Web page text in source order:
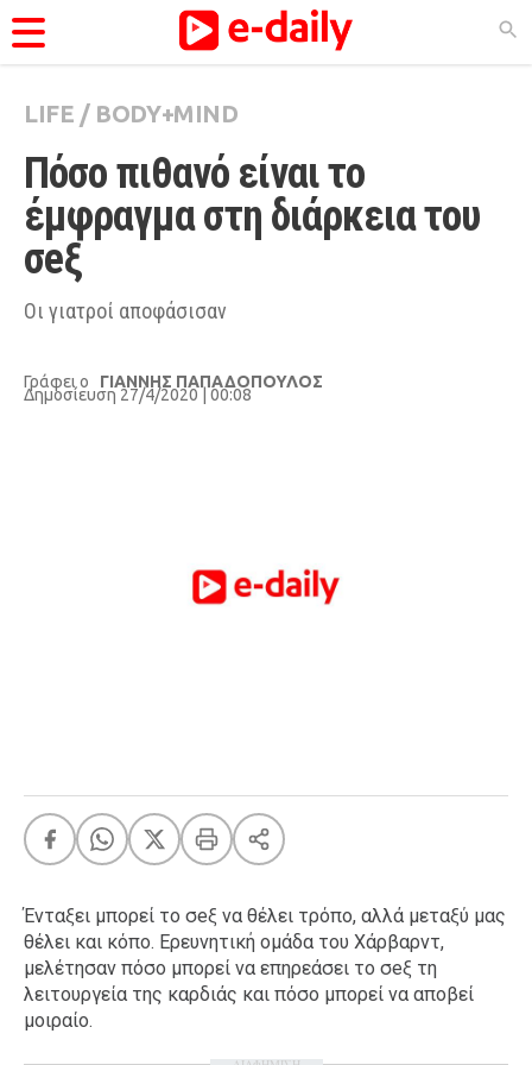
ΚΑΤΗΓΟΡΊΕΣ
Ειδήσεις
Θέματα
Videos
Podcasts
Life
OMG LOL
A-List LGBTQI+
LIFE
Body+Mind
LIFE / BODY+MIND
Πόσο πιθανό είναι το
έμφραγμα στη διάρκεια του
σeξ
Οι γιατροί αποφάσισαν
Γράφει ο ΓΙΑΝΝΗΣ ΠΑΠΑΔΟΠΟΥΛΟΣ
Δημοσίευση 27/4/2020 | 00:08
Ένταξει μπορεί το σeξ να θέλει τρόπο, αλλά μεταξύ μας
θέλει και κόπο. Ερευνητική ομάδα του Χάρβαρντ,
μελέτησαν πόσο μπορεί να επηρεάσει το σeξ τη
λειτουργεία της καρδιάς και πόσο μπορεί να αποβεί
μοιραίο.